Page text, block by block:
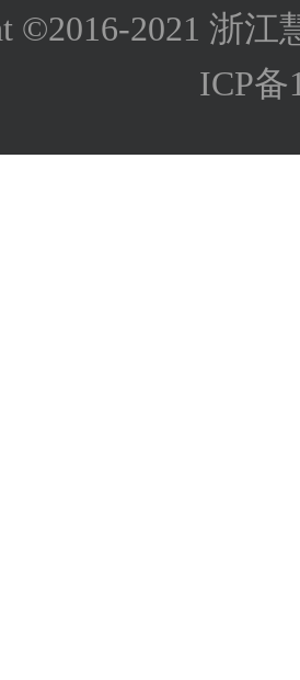
©2016-2021
ICP备